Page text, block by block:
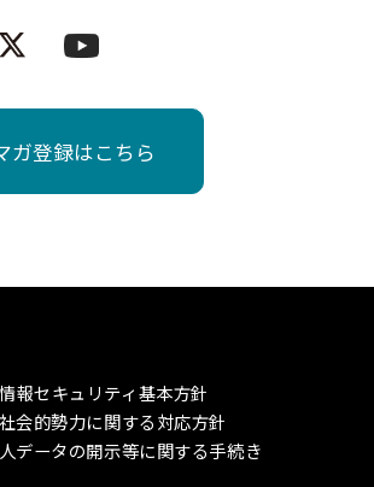
ガ登録はこちら
情報セキュリティ基本方針
会的勢力に関する対応方針
データの開示等に関する手続き